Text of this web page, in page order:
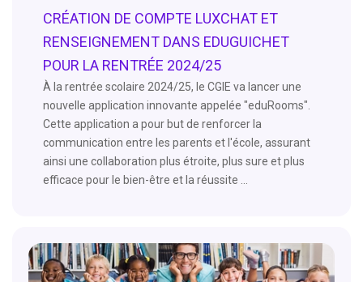
CRÉATION DE COMPTE LUXCHAT ET
RENSEIGNEMENT DANS EDUGUICHET
POUR LA RENTRÉE 2024/25
À la rentrée scolaire 2024/25, le CGIE va lancer une
nouvelle application innovante appelée "eduRooms".
Cette application a pour but de renforcer la
communication entre les parents et l'école, assurant
ainsi une collaboration plus étroite, plus sure et plus
efficace pour le bien-être et la réussite ...